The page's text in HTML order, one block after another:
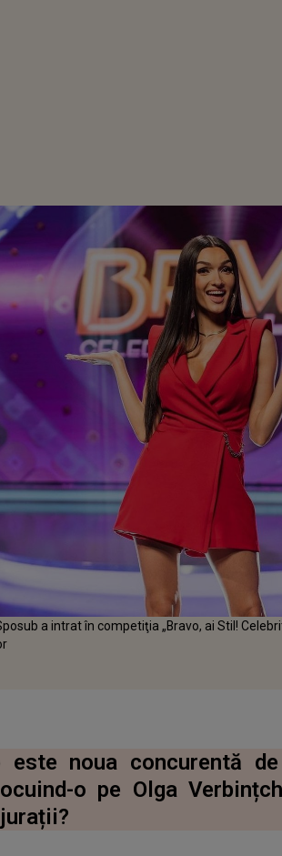
a intrat în competiţia „Bravo, ai Stil!
este noua concurentă
o pe Olga